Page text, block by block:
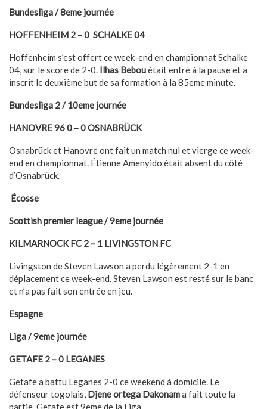
Bundesliga / 8eme journée
HOFFENHEIM 2 – 0 SCHALKE 04
Hoffenheim s’est offert ce week-end en championnat Schalke
04, sur le score de 2-0. Ilhas Bebouétait entré à la pause et a
inscrit le deuxième but de sa formation à la 85eme minute.
Bundesliga 2 / 10eme journée
HANOVRE 96 0 – 0 OSNABRÜCK
Osnabrück et Hanovre ont fait un match nul et vierge ce week-
end en championnat. Étienne Amenyido était absent du côté
d’Osnabrück.
Écosse
Scottish premier league / 9eme journée
KILMARNOCK FC 2 – 1 LIVINGSTON FC
Livingston de Steven Lawson a perdu légèrement 2-1 en
déplacement ce week-end. Steven Lawson est resté sur le banc
et n’a pas fait son entrée en jeu.
Espagne
Liga / 9eme journée
GETAFE 2 – 0 LEGANES
Getafe a battu Leganes 2-0 ce weekend à domicile. Le
défenseur togolais, Djene ortega Dakonama fait toute la
partie. Getafe est 9eme de la Liga.